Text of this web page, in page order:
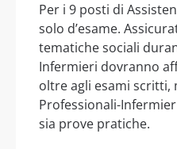
Per i 9 posti di
solo d’esame.
tematiche sociali
Infermieri dovranno
oltre agli esami
Professionali-
sia prove pratiche.